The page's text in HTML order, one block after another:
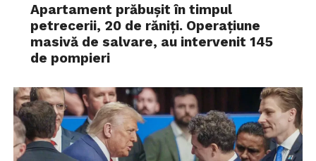
Apartament prăbușit în timpul
petrecerii, 20 de răniți. Operațiune
masivă de salvare, au intervenit 145
de pompieri